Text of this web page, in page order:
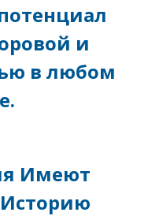
и
в любом
Имеют